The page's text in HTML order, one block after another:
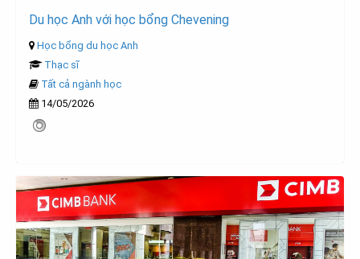
Du học Anh với học bổng Chevening
Học bổng du học Anh
Thạc sĩ
Tất cả ngành học
14/05/2026